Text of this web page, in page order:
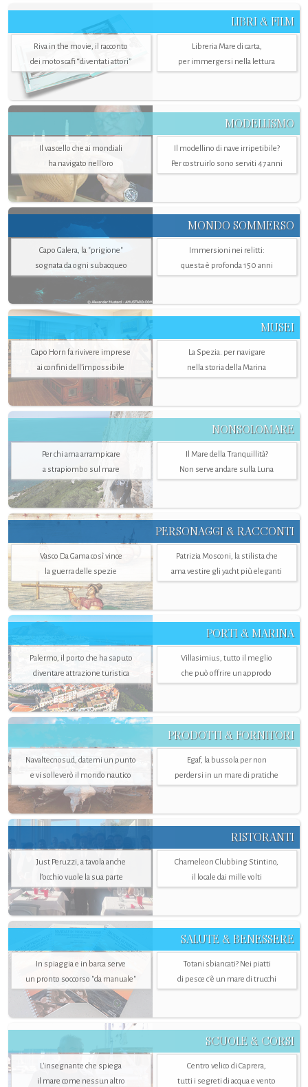
LIBRI & FILM
Riva in the movie, il racconto
dei motoscafi “diventati attori”
Libreria Mare di carta,
per immergersi nella lettura
MODELLISMO
Il vascello che ai mondiali
ha navigato nell’oro
Il modellino di nave irripetibile?
Per costruirlo sono serviti 47 anni
MONDO SOMMERSO
Capo Galera, la "prigione"
sognata da ogni subacqueo
Immersioni nei relitti:
questa è profonda 150 anni
MUSEI
Capo Horn fa rivivere imprese
ai confini dell’impossibile
La Spezia. per navigare
nella storia della Marina
NONSOLOMARE
Per chi ama arrampicare
a strapiombo sul mare
Il Mare della Tranquillità?
Non serve andare sulla Luna
PERSONAGGI & RACCONTI
Vasco Da Gama così vince
la guerra delle spezie
Patrizia Mosconi, la stilista che
ama vestire gli yacht più eleganti
PORTI & MARINA
Palermo, il porto che ha saputo
diventare attrazione turistica
Villasimius, tutto il meglio
che può offrire un approdo
PRODOTTI & FORNITORI
Navaltecnosud, datemi un punto
e vi solleverò il mondo nautico
Egaf, la bussola per non
perdersi in un mare di pratiche
RISTORANTI
Just Peruzzi, a tavola anche
l’occhio vuole la sua parte
Chameleon Clubbing Stintino,
il locale dai mille volti
SALUTE & BENESSERE
In spiaggia e in barca serve
un pronto soccorso "da manuale"
Totani sbiancati? Nei piatti
di pesce c'è un mare di trucchi
SCUOLE & CORSI
L'insegnante che spiega
il mare come nessun altro
Centro velico di Caprera,
tutti i segreti di acqua e vento